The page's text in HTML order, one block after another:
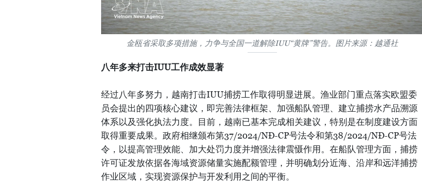
金瓯省采取多项措施，力争与全国一道解除IUU“黄牌”警告。图片来源：越通社
八年多来打击IUU工作成效显著
经过八年多努力，越南打击IUU捕捞工作取得明显进展。渔业部门重点落实欧盟委
员会提出的四项核心建议，即完善法律框架、加强船队管理、建立捕捞水产品溯源
体系以及强化执法力度。目前，越南已基本完成相关建议，特别是在制度建设方面
取得重要成果。政府相继颁布第37/2024/NĐ-CP号法令和第38/2024/NĐ-CP号法
令，以提高管理效能、加大处罚力度并增强法律震慑作用。在船队管理方面，捕捞
许可证发放依据各海域资源储量实施配额管理，并明确划分近海、沿岸和远洋捕捞
作业区域，实现资源保护与开发利用之间的平衡。